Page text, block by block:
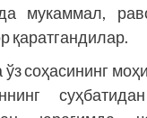
мукаммал,
қаратгандилар.
ўз соҳасининг